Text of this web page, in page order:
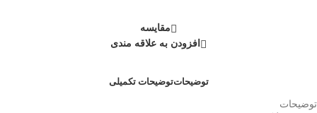
مقایسه
افزودن به علاقه مندی
توضیحاتتوضیحات تکمیلی
توضیحات